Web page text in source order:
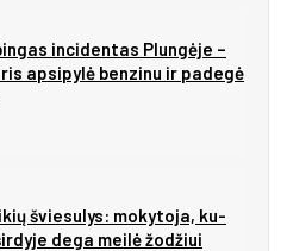
in­ci­den­tas Plun­gė­je –
ap­si­py­lė ben­zi­nu ir pa­de­gė
švie­su­lys: mo­ky­to­ja, ku­
de­ga mei­lė žo­džiui